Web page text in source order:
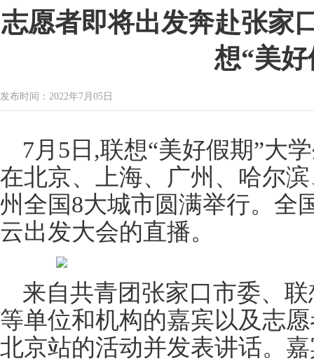
志愿者即将出发奔赴张家
想“美
发布时间：2022年7月05日
7月5日,联想“美好假期”大
在北京、上海、广州、哈尔
州全国8大城市圆满举行。全
云出发大会的直播。
来自共青团张家口市委、
等单位和机构的嘉宾以及志
北京站的活动并发表讲话。